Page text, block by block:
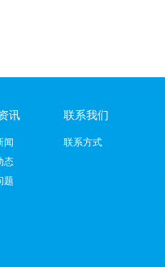
讯
闻
态
题
联系我们
联系方式